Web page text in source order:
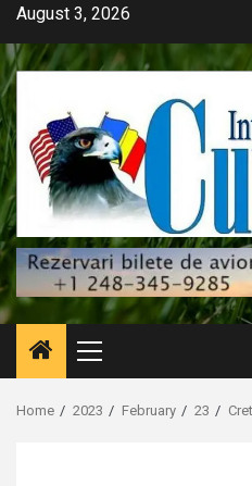
Skip
content
August 3, 2026
Primary
Menu
Home 2023 February 23